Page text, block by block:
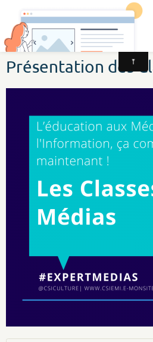
CSI Education aux Médias
Présentation des